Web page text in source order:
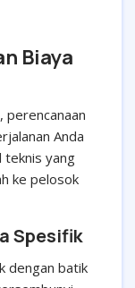
Biaya
perencanaan
Anda
teknis yang
ke pelosok
Spesifik
dengan batik